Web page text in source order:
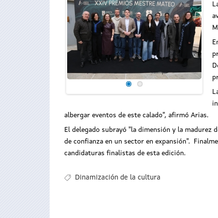
albergar eventos de este calado", afirmó Arias.
El delegado subrayó "la dimensión y la madurez
de confianza en un sector en expansión".
candidaturas finalistas de esta edición.
Dinamización de la cultura